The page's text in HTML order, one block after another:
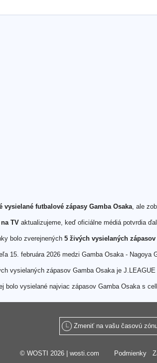
vysielané futbalové zápasy Gamba Osaka, ale
TVaktualizujeme, keď oficiálne médiá potvrdia
bolo zverejnených 5 živých vysielaných zápasov
15. februára 2026 medzi Gamba Osaka - Nagoya
vysielaných zápasov Gamba Osaka je
bolo vysielané najviac zápasov Gamba Osaka s
Zmeniť na vašu časovú
© WOSTI 2026 | wosti.com Podmienky